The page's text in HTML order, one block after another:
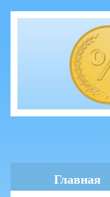
Главная